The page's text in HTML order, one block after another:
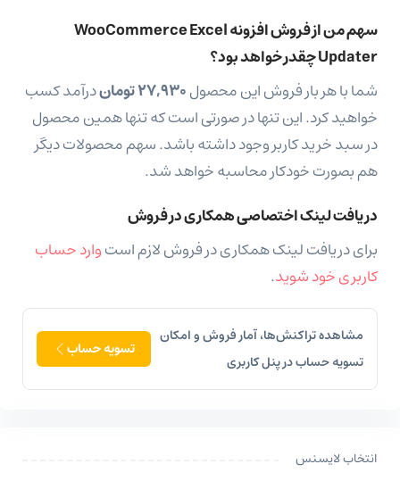
سهم من از فروش افزونه WooCommerce Excel
Updater چقدر خواهد بود؟
شما با هر بار فروش این محصول۲۷,۹۳۰ تومان
درآمد کسب
خواهید کرد. این تنها در صورتی است که تنها همین محصول
در سبد خرید کاربر وجود داشته باشد. سهم محصولات دیگر
هم بصورت خودکار محاسبه خواهد شد.
دریافت لینک اختصاصی همکاری در فروش
برای دریافت لینک همکاری در فروش لازم استوارد حساب
کاربری خود شوید.
مشاهده تراکنش‌ها، آمار فروش و امکان
تسویه حساب در پنل کاربری
تسویه حساب
انتخاب لایسنس